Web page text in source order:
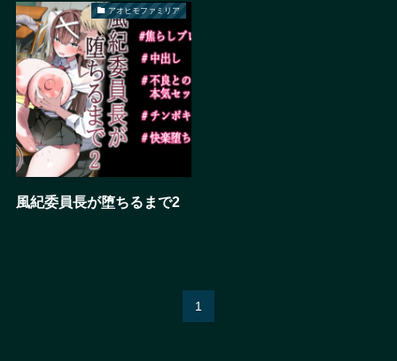
アオヒモファミリア
風紀委員長が堕ちるまで2
1